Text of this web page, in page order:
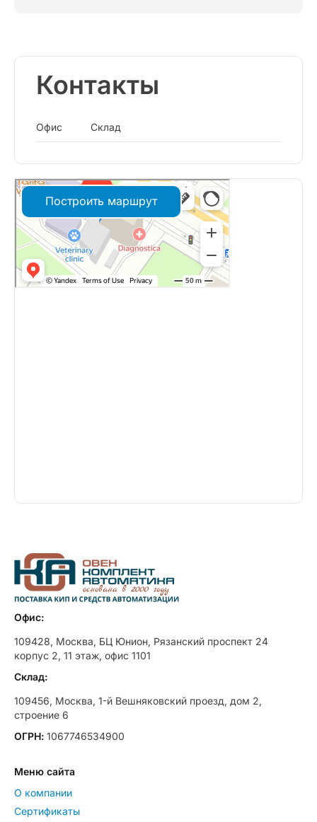
Контакты
Офис Склад
Построить маршрут
Офис:
109428, Москва, БЦ Юнион, Рязанский проспект 24
корпус 2, 11 этаж, офис 1101
Склад:
109456, Москва, 1-й Вешняковский проезд, дом 2,
строение 6
ОГРН: 1067746534900
Меню сайта
О компании
Сертификаты